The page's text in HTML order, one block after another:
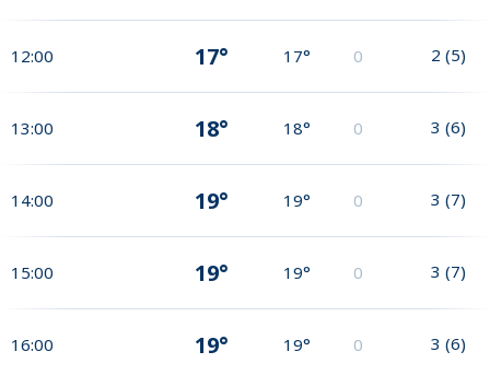
12:00 17° 17° 0 2 (5)
13:00 18° 18° 0 3 (6)
14:00 19° 19° 0 3 (7)
15:00 19° 19° 0 3 (7)
16:00 19° 19° 0 3 (6)